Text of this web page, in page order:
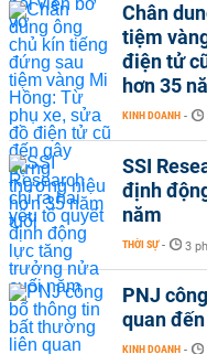
Chân
tiệm
điện tử
hơn 35
KINH DOANH -
SSI
định
năm
THỜI SỰ - 3
PNJ
quan
KINH DOANH -